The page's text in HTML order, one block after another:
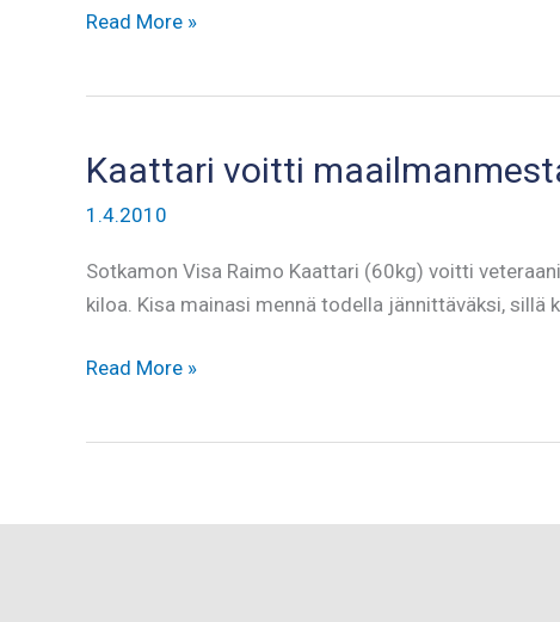
Piinapenkissä
Read More »
Kaattari voitti
1.4.2010
Sotkamon Visa Raimo Kaattari (60kg) voitti
kiloa. Kisa mainasi mennä todella jännittäväksi,
Kaattari
Read More »